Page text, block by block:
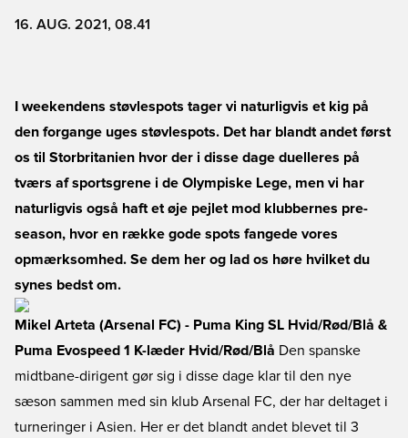
16. AUG. 2021, 08.41
I weekendens støvlespots tager vi naturligvis et kig på
den forgange uges støvlespots. Det har blandt andet først
os til Storbritanien hvor der i disse dage duelleres på
tværs af sportsgrene i de Olympiske Lege, men vi har
naturligvis også haft et øje pejlet mod klubbernes pre-
season, hvor en række gode spots fangede vores
opmærksomhed. Se dem her og lad os høre hvilket du
synes bedst om.
Mikel Arteta (Arsenal FC) - Puma King SL Hvid/Rød/Blå &
Puma Evospeed 1 K-læder Hvid/Rød/Blå Den spanske
midtbane-dirigent gør sig i disse dage klar til den nye
sæson sammen med sin klub Arsenal FC, der har deltaget i
turneringer i Asien. Her er det blandt andet blevet til 3